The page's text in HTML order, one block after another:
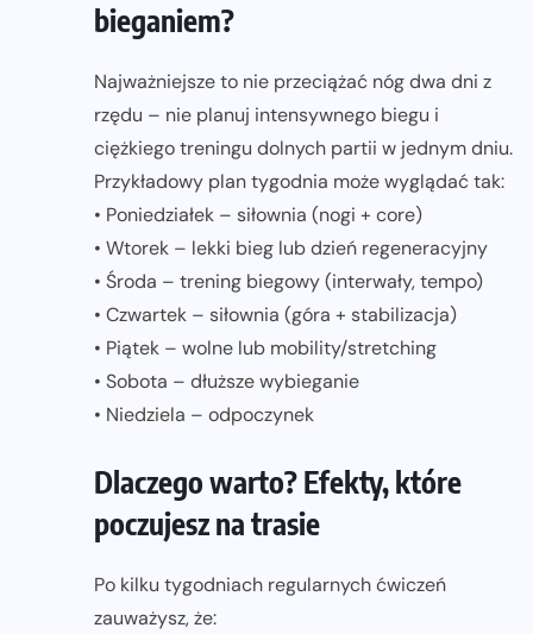
bieganiem?
Najważniejsze to nie przeciążać nóg dwa dni z
rzędu – nie planuj intensywnego biegu i
ciężkiego treningu dolnych partii w jednym dniu.
Przykładowy plan tygodnia może wyglądać tak:
• Poniedziałek – siłownia (nogi + core)
• Wtorek – lekki bieg lub dzień regeneracyjny
• Środa – trening biegowy (interwały, tempo)
• Czwartek – siłownia (góra + stabilizacja)
• Piątek – wolne lub mobility/stretching
• Sobota – dłuższe wybieganie
• Niedziela – odpoczynek
Dlaczego warto? Efekty, które
poczujesz na trasie
Po kilku tygodniach regularnych ćwiczeń
zauważysz, że: